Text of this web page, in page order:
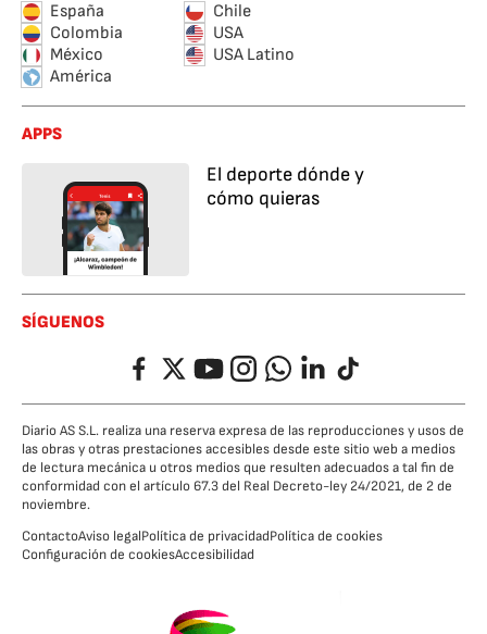
España
Chile
Colombia
USA
México
USA Latino
América
APPS
El deporte dónde y
cómo quieras
SÍGUENOS
FacebookTwitterYouTubeInstagramWhatsappLinkedIn
TikTok
Diario AS S.L. realiza una reserva expresa de las reproducciones y usos de
las obras y otras prestaciones accesibles desde este sitio web a medios
de lectura mecánica u otros medios que resulten adecuados a tal fin de
conformidad con el artículo 67.3 del Real Decreto-ley 24/2021, de 2 de
noviembre.
ContactoAviso legalPolítica de privacidadPolítica de cookies
Configuración de cookiesAccesibilidad